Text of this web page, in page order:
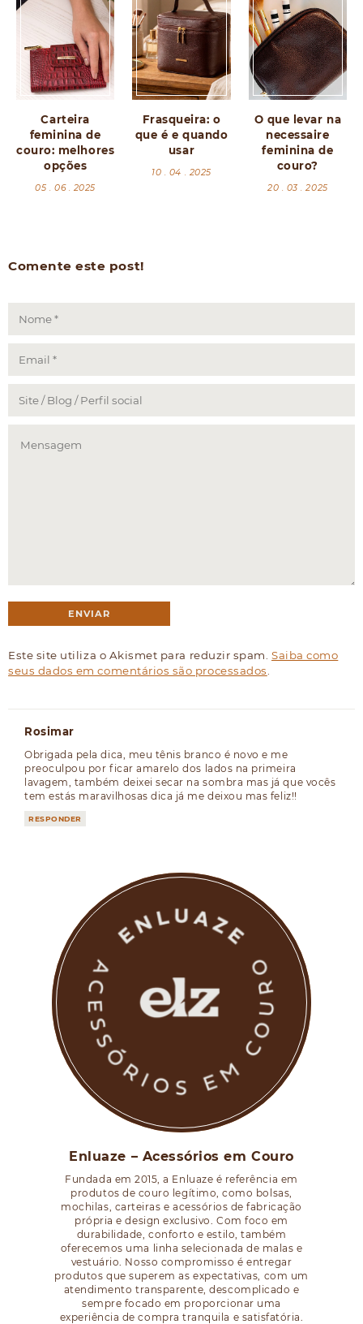
Carteira
feminina de
couro: melhores
opções
05 . 06 . 2025
Frasqueira: o
que é e quando
usar
10 . 04 . 2025
O que levar na
necessaire
feminina de
couro?
20 . 03 . 2025
Comente este post!
Este site utiliza o Akismet para reduzir spam.Saiba como
seus dados em comentários são processados
Rosimar
Obrigada pela dica, meu tênis branco é novo e me
preoculpou por ficar amarelo dos lados na primeira
lavagem, também deixei secar na sombra mas já que vocês
tem estás maravilhosas dica já me deixou mas feliz!!
RESPONDER
Enluaze – Acessórios em Couro
Fundada em 2015, a Enluaze é referência em
produtos de couro legítimo, como bolsas,
mochilas, carteiras e acessórios de fabricação
própria e design exclusivo. Com foco em
durabilidade, conforto e estilo, também
oferecemos uma linha selecionada de malas e
vestuário. Nosso compromisso é entregar
produtos que superem as expectativas, com um
atendimento transparente, descomplicado e
sempre focado em proporcionar uma
experiência de compra tranquila e satisfatória.